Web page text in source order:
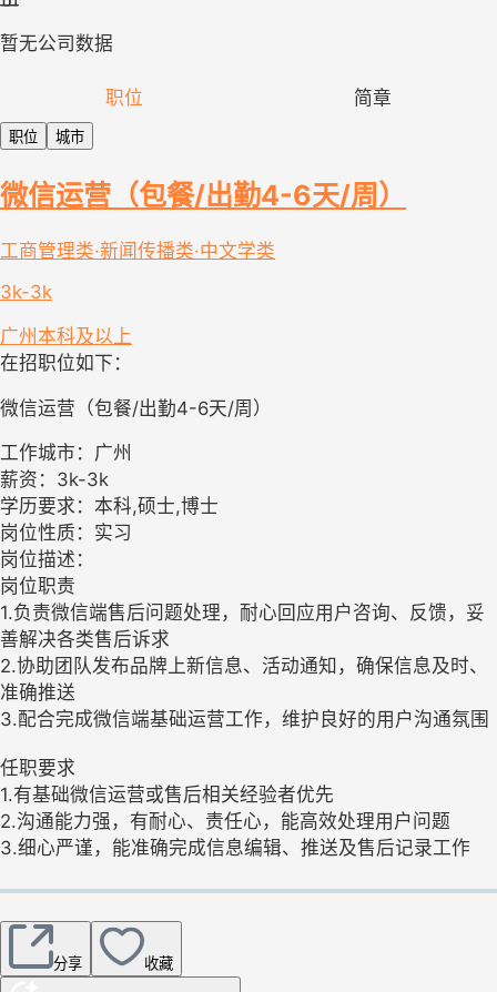
暂无公司数据
职位 简章
职位 城市
微信运营（包餐/出勤4-6天/周）
工商管理类·新闻传播类·中文学类
3k-3k
广州 本科及以上
在招职位如下：
微信运营（包餐/出勤4-6天/周）
工作城市：广州
薪资：3k-3k
学历要求：本科,硕士,博士
岗位性质：实习
岗位描述：
岗位职责
1.负责微信端售后问题处理，耐心回应用户咨询、反馈，妥
善解决各类售后诉求
2.协助团队发布品牌上新信息、活动通知，确保信息及时、
准确推送
3.配合完成微信端基础运营工作，维护良好的用户沟通氛围
任职要求
1.有基础微信运营或售后相关经验者优先
2.沟通能力强，有耐心、责任心，能高效处理用户问题
3.细心严谨，能准确完成信息编辑、推送及售后记录工作
分享 收藏